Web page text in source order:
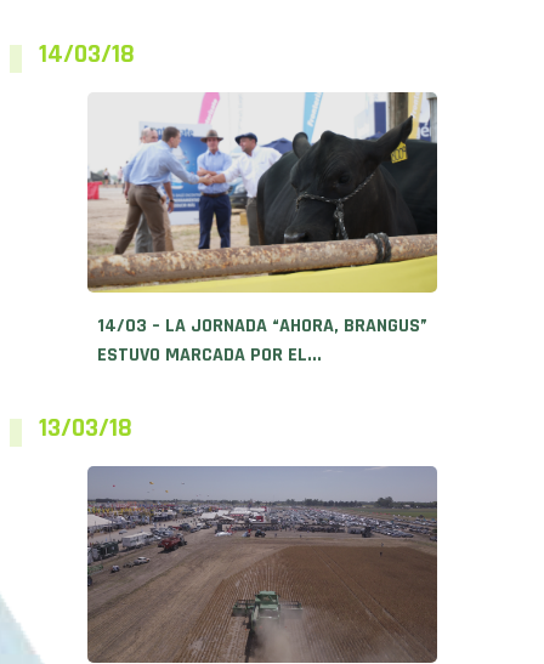
14/03/18
14/03 – LA JORNADA “AHORA, BRANGUS”
ESTUVO MARCADA POR EL...
13/03/18